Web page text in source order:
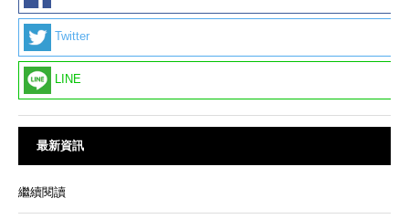
Twitter
LINE
最新資訊
繼續閱讀